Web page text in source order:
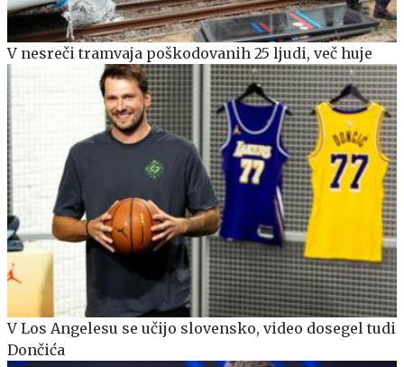
V nesreči tramvaja poškodovanih 25 ljudi, več huje
V Los Angelesu se učijo slovensko, video dosegel tudi
Dončića